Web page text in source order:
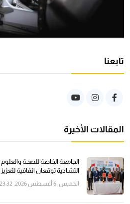
تابعنا
المقالات الأخيرة
الجامعة الخاصة للصحة والعلوم
التشادية توقعان اتفاقية
الخميس, 6 أغسطس 2026, 23:32